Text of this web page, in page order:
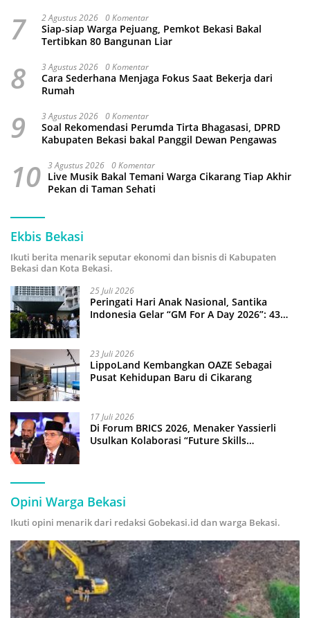
7 2 Agustus 2026 0 Komentar
Siap-siap Warga Pejuang, Pemkot Bekasi Bakal
Tertibkan 80 Bangunan Liar
8 3 Agustus 2026 0 Komentar
Cara Sederhana Menjaga Fokus Saat Bekerja dari
Rumah
9 3 Agustus 2026 0 Komentar
Soal Rekomendasi Perumda Tirta Bhagasasi, DPRD
Kabupaten Bekasi bakal Panggil Dewan Pengawas
10 3 Agustus 2026 0 Komentar
Live Musik Bakal Temani Warga Cikarang Tiap Akhir
Pekan di Taman Sehati
Ekbis Bekasi
Ikuti berita menarik seputar ekonomi dan bisnis di Kabupaten
Bekasi dan Kota Bekasi.
25 Juli 2026
Peringati Hari Anak Nasional, Santika
Indonesia Gelar “GM For A Day 2026”: 43
23 Juli 2026
LippoLand Kembangkan OAZE Sebagai
Pusat Kehidupan Baru di Cikarang
17 Juli 2026
Di Forum BRICS 2026, Menaker Yassierli
Usulkan Kolaborasi “Future Skills
Opini Warga Bekasi
Ikuti opini menarik dari redaksi Gobekasi.id dan warga Bekasi.